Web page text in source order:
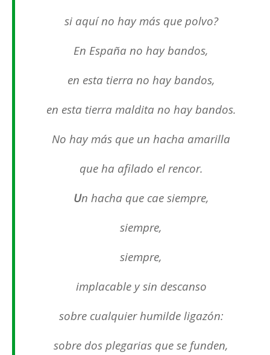
si aquí no hay más que polvo?
En España no hay bandos,
en esta tierra no hay bandos,
en esta tierra maldita no hay bandos.
No hay más que un hacha amarilla
que ha afilado el rencor.
Un hacha que cae siempre,
siempre,
siempre,
implacable y sin descanso
sobre cualquier humilde ligazón:
sobre dos plegarias que se funden,